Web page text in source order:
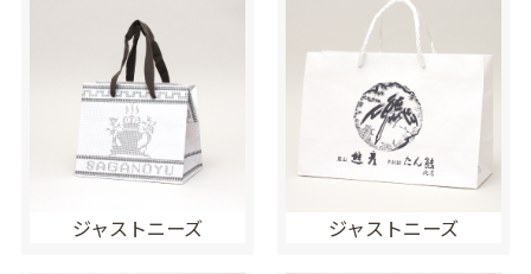
ジャストニーズ ジャストニーズ